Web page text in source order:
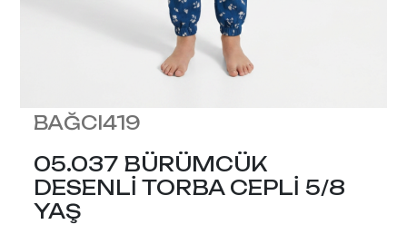
BAĞCI419
05.037 BÜRÜMCÜK
DESENLİ TORBA CEPLİ 5/8
YAŞ